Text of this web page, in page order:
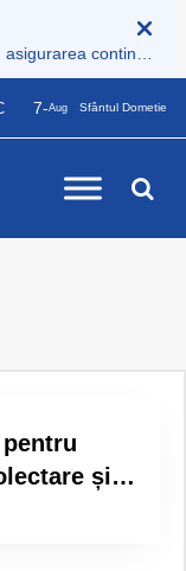
7-Aug Sfântul Dometie
și